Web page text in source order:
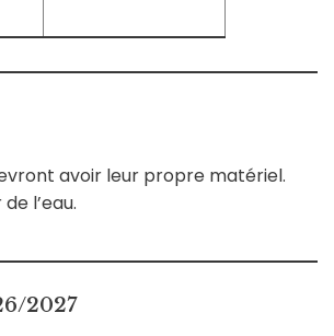
avoir leur propre matériel.
l’eau.
2027